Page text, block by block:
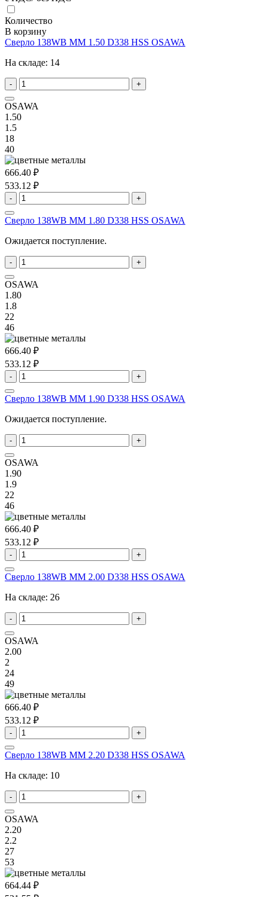
Количество
В корзину
Сверло 138WB MM 1.50 D338 HSS OSAWA
На складе: 14
- +
OSAWA
1.50
1.5
18
40
666.40 ₽
533.12 ₽
- +
Сверло 138WB MM 1.80 D338 HSS OSAWA
Ожидается поступление.
- +
OSAWA
1.80
1.8
22
46
666.40 ₽
533.12 ₽
- +
Сверло 138WB MM 1.90 D338 HSS OSAWA
Ожидается поступление.
- +
OSAWA
1.90
1.9
22
46
666.40 ₽
533.12 ₽
- +
Сверло 138WB MM 2.00 D338 HSS OSAWA
На складе: 26
- +
OSAWA
2.00
2
24
49
666.40 ₽
533.12 ₽
- +
Сверло 138WB MM 2.20 D338 HSS OSAWA
На складе: 10
- +
OSAWA
2.20
2.2
27
53
664.44 ₽